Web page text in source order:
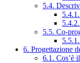
5.4.
5.5. Co-
6. Progettazione
6.1. Cos’è